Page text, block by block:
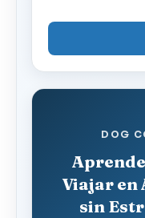
DOG
Viajar en
sin